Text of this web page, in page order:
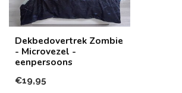
Dekbedovertrek Zombie
- Microvezel -
eenpersoons
€19,95